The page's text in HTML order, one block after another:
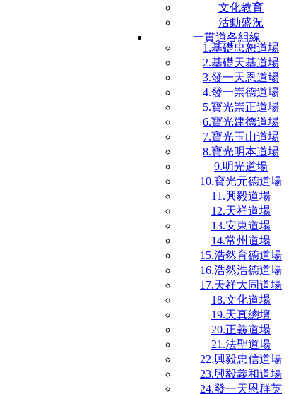
文化教育
活動盛況
一貫道各組線
1.基礎忠恕道場
2.基礎天基道場
3.發一天恩道場
4.發一崇德道場
5.寶光崇正道場
6.寶光建德道場
7.寶光玉山道場
8.寶光明本道場
9.明光道場
10.寶光元德道場
11.興毅道場
12.天祥道場
13.安東道場
14.常州道場
15.浩然育德道場
16.浩然浩德道場
17.天祥大同道場
18.文化道場
19.天真總壇
20.正義道場
21.法聖道場
22.興毅忠信道場
23.興毅義和道場
24.發一天恩群英